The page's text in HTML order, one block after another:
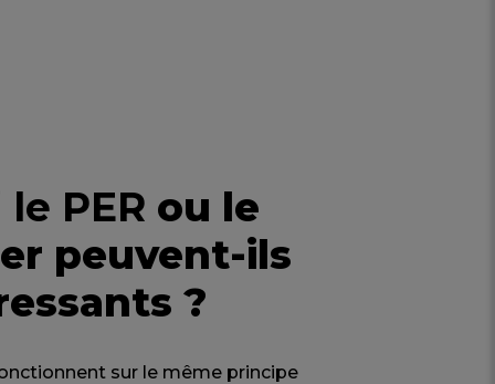
PER ou le
peuvent-ils
?
sur le même principe